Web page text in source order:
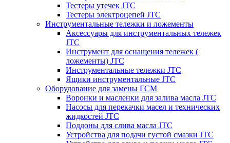
Тестеры утечек JTC
Тестеры электроцепей JTC
Инструментальные тележки и ложементы
Аксессуары для инструментальных тележек
JTC
Инструмент для оснащения тележек (
ложементы) JTC
Инструментальные тележки JTC
Ящики инструментальные JTC
Оборудование для замены ГСМ
Воронки и масленки для залива масла JTC
Насосы для перекачки масел и технических
жидкостей JTC
Поддоны для слива масла JTC
Устройства для подачи густой смазки JTC